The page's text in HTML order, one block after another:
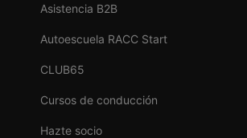
Asistencia B2B
Autoescuela RACC Start
CLUB65
Cursos de conducción
Hazte socio